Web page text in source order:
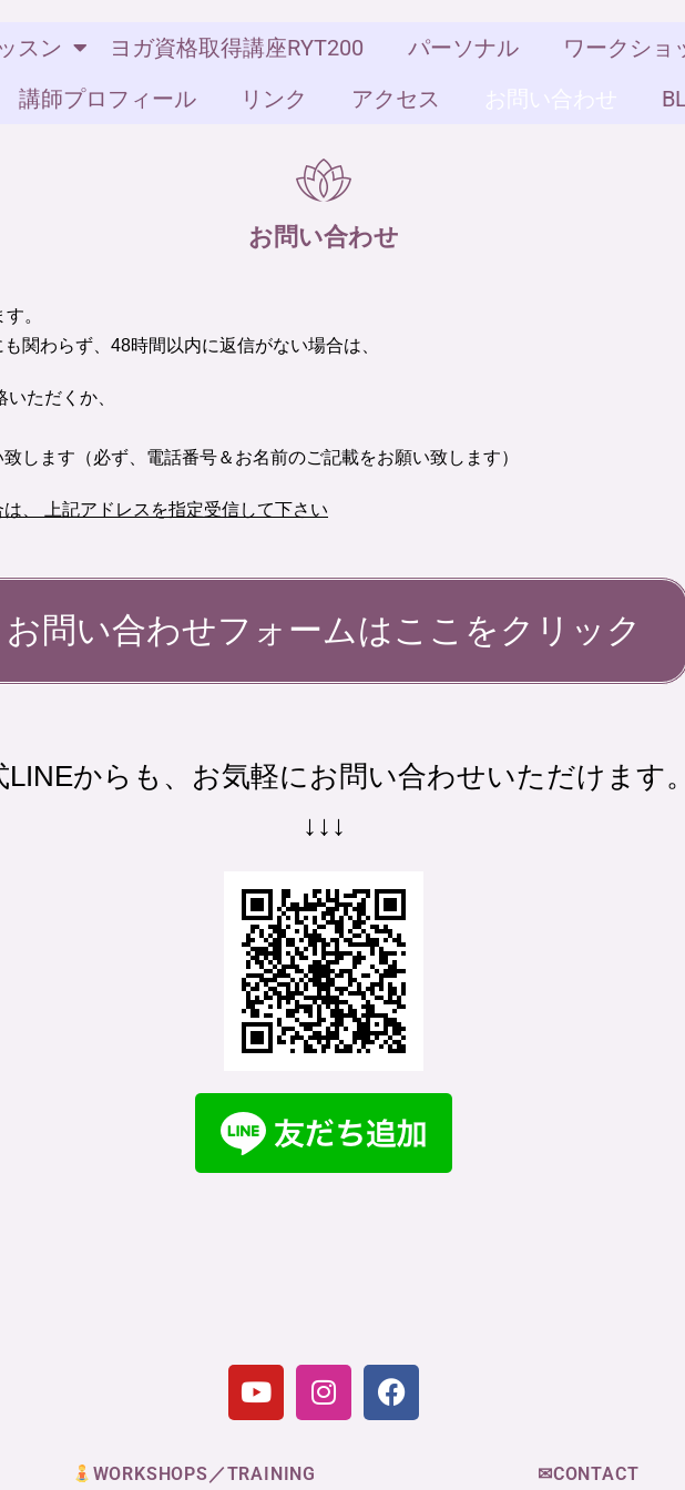
スン ヨガ資格取得講座RYT200 パーソナル
ワークショ
講師プロフィール リンク アクセス
お問い合わせ
。
関わらず、 48時間以内に返信がない場合は、
ただくか、
します（必ず、電話番号＆お名前のご記載をお願い致します）
、 上記アドレスを指定受信して下さい
お問い合わせフォームはここをクリック
LINEからも、お気軽にお問い合わせいただけます
↓↓↓
WORKSHOPS／TRAINING ✉CONTACT